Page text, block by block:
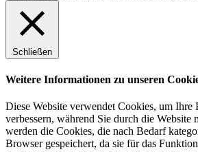
Schließen
Weitere Informationen zu unseren
Diese Website verwendet Cookies, um Ihre
verbessern, während Sie durch die Website
werden die Cookies, die nach Bedarf
Browser gespeichert, da sie für das